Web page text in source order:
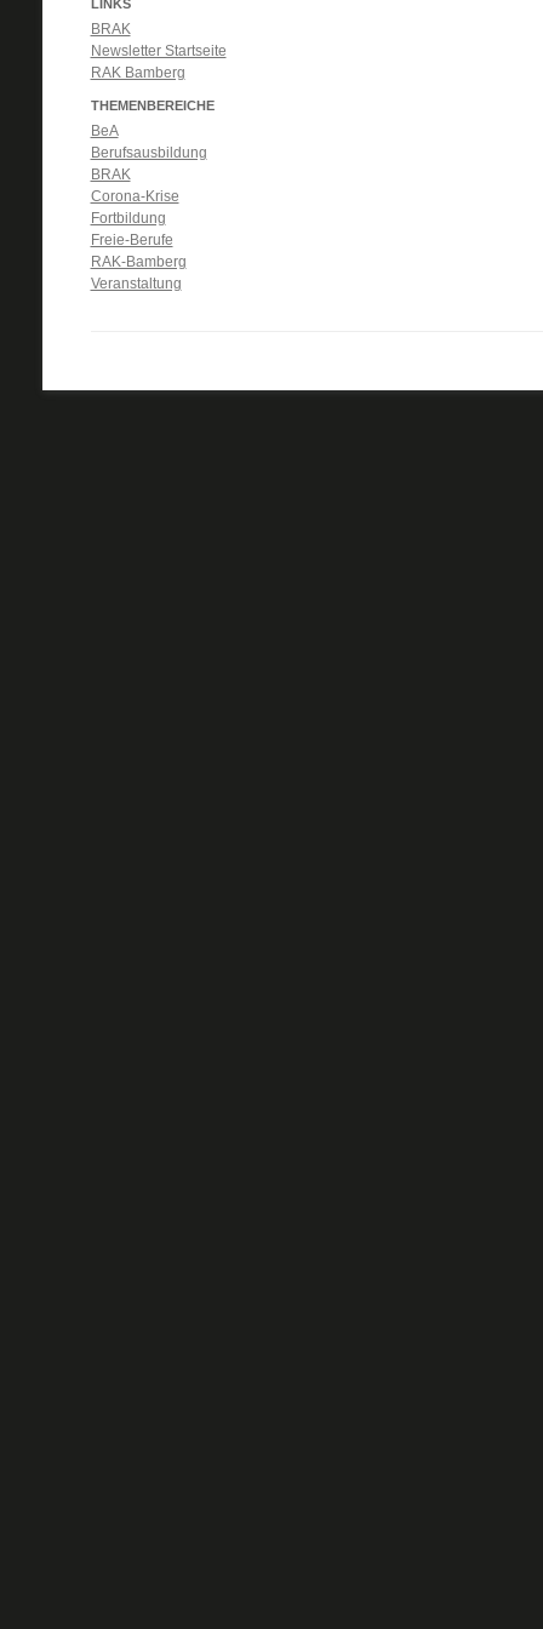
LINKS
BRAK
Newsletter Startseite
RAK Bamberg
THEMENBEREICHE
BeA
Berufsausbildung
BRAK
Corona-Krise
Fortbildung
Freie-Berufe
RAK-Bamberg
Veranstaltung